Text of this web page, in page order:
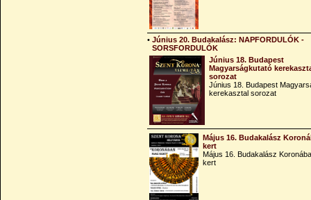
• Június 20. Budakalász: NAPFORDULÓK -
SORSFORDULÓK
Június 18. Budapest
Magyarságkutató
sorozat
Június 18. Budapest
kerekasztal sorozat
Május 16. Budakalász
kert
Május 16. Budakalász
kert